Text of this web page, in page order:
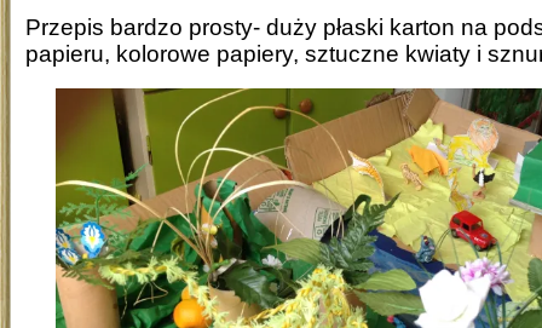
Przepis bardzo prosty- duży płaski karton na
papieru, kolorowe papiery, sztuczne kwiaty i